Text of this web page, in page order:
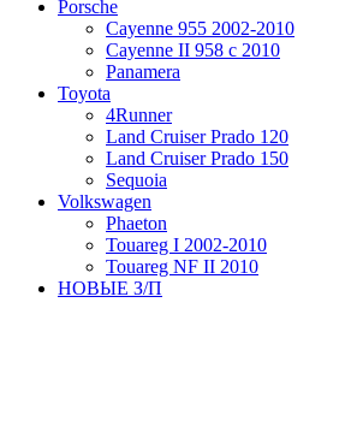
Porsche
Cayenne 955 2002-2010
Cayenne II 958 с 2010
Panamera
Toyota
4Runner
Land Cruiser Prado 120
Land Cruiser Prado 150
Sequoia
Volkswagen
Phaeton
Touareg I 2002-2010
Touareg NF II 2010
НОВЫЕ З/П